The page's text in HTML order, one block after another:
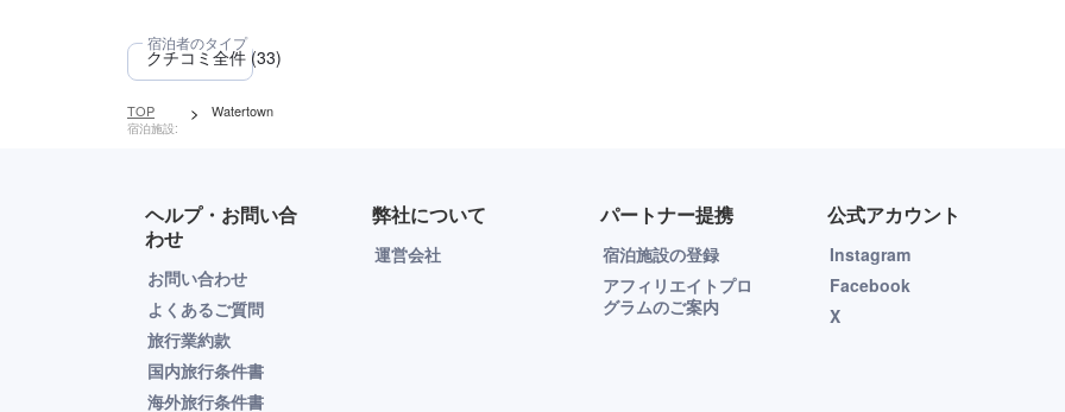
TOP
宿泊施設:
> Watertown
ヘルプ・お問い合
わせ
お問い合わせ
よくあるご質問
旅行業約款
国内旅行条件書
海外旅行条件書
弊社について
運営会社
パートナー提携
宿泊施設の登録
アフィリエイトプロ
グラムのご案内
公式アカウント
Instagram
Facebook
X